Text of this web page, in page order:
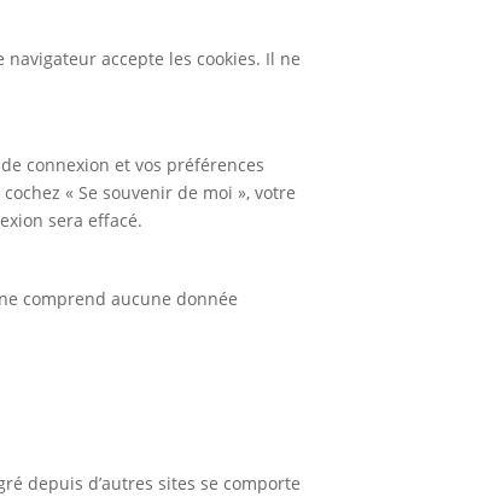
accepte les cookies. Il ne
connexion et vos préférences
« Se souvenir de moi », votre
sera effacé.
comprend aucune donnée
depuis d’autres sites se comporte